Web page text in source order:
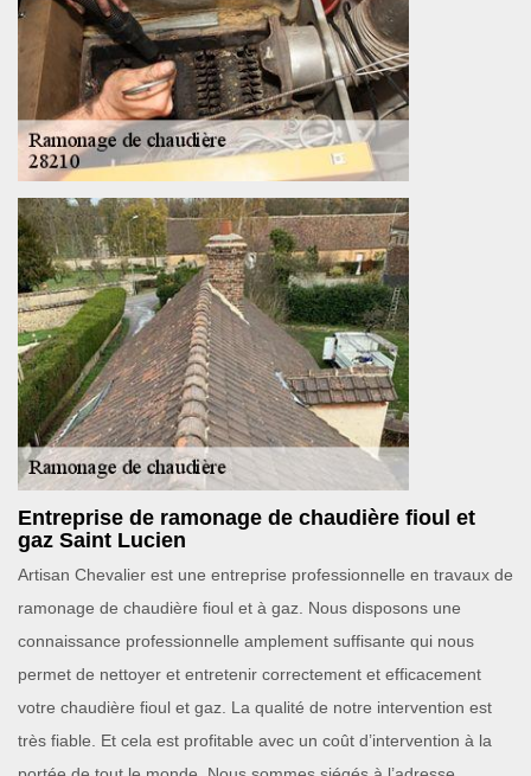
Entreprise de ramonage de chaudière fioul et
gaz Saint Lucien
Artisan Chevalier est une entreprise professionnelle en travaux de
ramonage de chaudière fioul et à gaz. Nous disposons une
connaissance professionnelle amplement suffisante qui nous
permet de nettoyer et entretenir correctement et efficacement
votre chaudière fioul et gaz. La qualité de notre intervention est
très fiable. Et cela est profitable avec un coût d’intervention à la